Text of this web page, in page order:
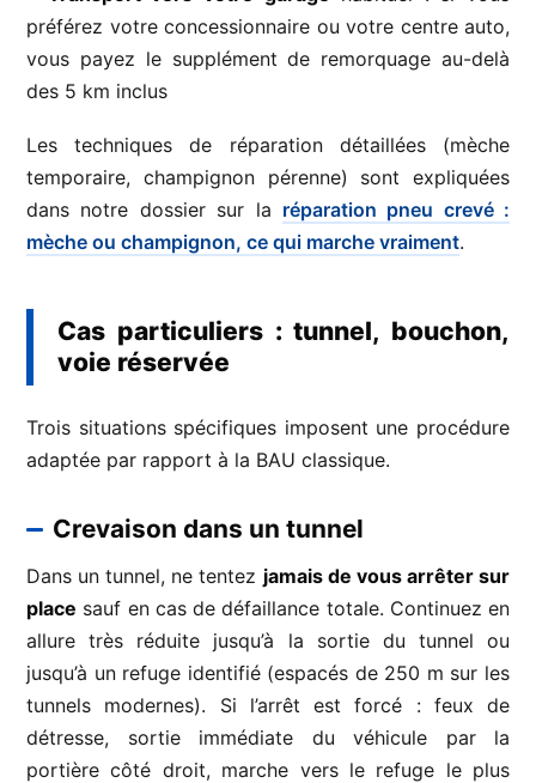
préférez votre concessionnaire ou votre centre auto,
vous payez le supplément de remorquage au-delà
des 5 km inclus
Les techniques de réparation détaillées (mèche
temporaire, champignon pérenne) sont expliquées
dans notre dossier sur la réparation pneu crevé :
mèche ou champignon, ce qui marche vraiment.
Cas particuliers : tunnel, bouchon,
voie réservée
Trois situations spécifiques imposent une procédure
adaptée par rapport à la BAU classique.
Crevaison dans un tunnel
Dans un tunnel, ne tentez jamais de vous arrêter sur
place sauf en cas de défaillance totale. Continuez en
allure très réduite jusqu’à la sortie du tunnel ou
jusqu’à un refuge identifié (espacés de 250 m sur les
tunnels modernes). Si l’arrêt est forcé : feux de
détresse, sortie immédiate du véhicule par la
portière côté droit, marche vers le refuge le plus